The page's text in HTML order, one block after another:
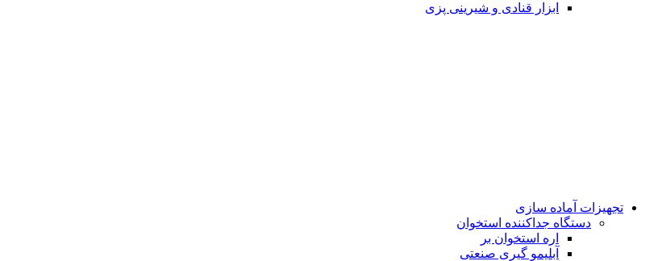
ابزار قنادی و شیرینی پزی
تجهیزات آماده سازی
دستگاه جداکننده استخوان
اره استخوان بر
آبلیمو گیری صنعتی